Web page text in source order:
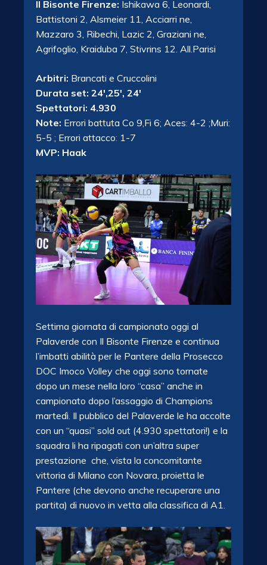
Il Bisonte Firenze: Ishikawa 6, Leonardi,
Battistoni 2, Alsmeier 11, Acciarri ne,
Mazzaro 3, Ribechi, Lazic 2, Graziani ne,
Agrifoglio, Kraiduba 7, Stivrins 12. All.Parisi
Arbitri: Brancati e Cruccolini
Durata set: 24′,25′, 24′
Spettatori: 4.930
Note: Errori battuta Co 9,Fi 6; Aces: 4-2 ;Muri:
5-5 ; Errori attacco: 1-7
MVP: Haak
Settima giornata di campionato oggi al
Palaverde con Il Bisonte Firenze e continua
l’imbatti abilità per le Pantere della Prosecco
DOC Imoco Volley che oggi sono tornate
dopo un mese nella loro “casa” anche in
campionato dopo l’assaggio di Champions
martedì. Il pubblico del Palaverde le ha accolte
con un “quasi” sold out (4.930 spettatori!) e la
squadra li ha ripagati con un’altra super
prestazione che, vista la concomitante
vittoria di Milano con Novara, proietta le
Pantere (che devono anche recuperare una
partita) di nuovo in vetta alla classifica di A1.